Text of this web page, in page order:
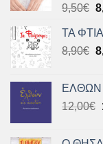
9,50€
ΤΑ
8,90€
ΕΛΘΩΝ
12,00€